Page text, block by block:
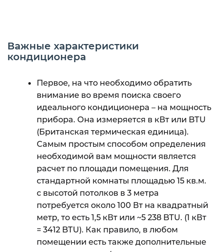
Важные характеристики
кондиционера
Первое, на что необходимо обратить
внимание во время поиска своего
идеального кондиционера – на мощность
прибора. Она измеряется в кВт или BTU
(Британская термическая единица).
Самым простым способом определения
необходимой вам мощности является
расчет по площади помещения. Для
стандартной комнаты площадью 15 кв.м.
с высотой потолков в 3 метра
потребуется около 100 Вт на квадратный
метр, то есть 1,5 кВт или ~5 238 BTU. (1 кВт
= 3412 BTU). Как правило, в любом
помещении есть также дополнительные